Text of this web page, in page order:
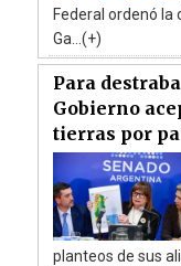
Federal ordenó la
Ga...(+)
Para
Gobierno
tierras por
planteos de sus